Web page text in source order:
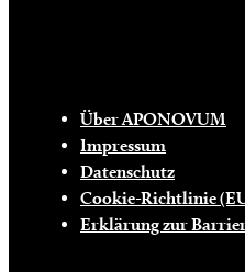
Über APONOVUM
Impressum
Datenschutz
Cookie-Richtlinie
Erklärung zur